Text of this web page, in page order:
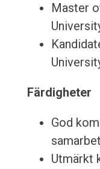
Master
Färdigheter
God
Utmärkt